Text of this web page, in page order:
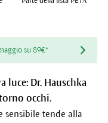
luce: Dr. Hauschka
occhi.
sensibile tende alla
su 89€*